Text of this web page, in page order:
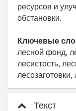
ресурсов и
обстановки.
Ключевые
лесной фонд,
лесистость,
Текст